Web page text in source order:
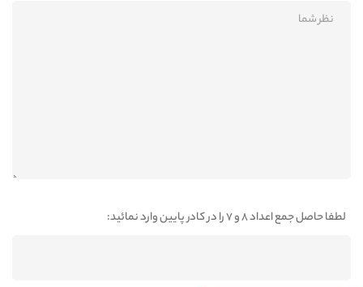
لطفا حاصل جمع اعداد 8 و 7 را در کادر پایین وارد نمائید: